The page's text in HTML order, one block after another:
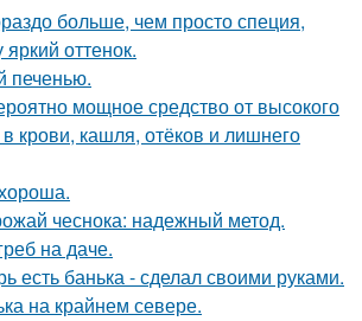
больше, чем просто специя,
оттенок.
печенью.
мощное средство от высокого
крови, кашля, отёков и лишнего
чеснока: надежный метод.
на даче.
есть банька - сделал своими руками.
на крайнем севере.